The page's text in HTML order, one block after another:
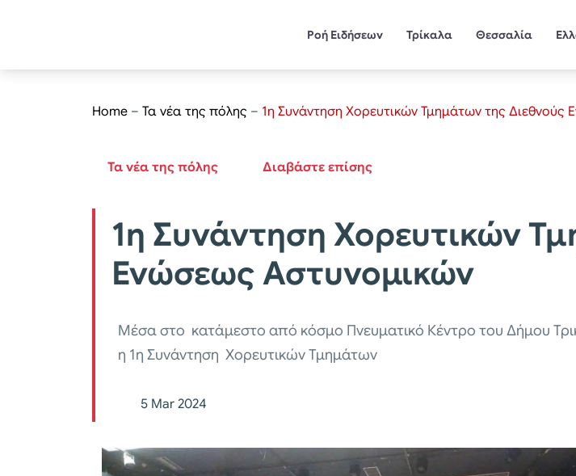
Ροή Ειδήσεων Τρίκαλα Θεσσαλία
Home – Τα νέα της πόλης – 1η Συνάντηση Χορευτικών Τμημάτων της
Τα νέα της πόλης Διαβάστε επίσης
1η Συνάντηση Χορευτικών
Ενώσεως Αστυνομικών
Μέσα στο κατάμεστο από κόσμο Πνευματικό Κέντρο του Δήμου
η 1η Συνάντηση Χορευτικών Τμημάτων
5 Mar 2024